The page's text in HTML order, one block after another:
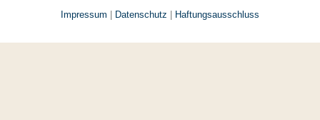
Impressum Datenschutz Haftungsausschluss